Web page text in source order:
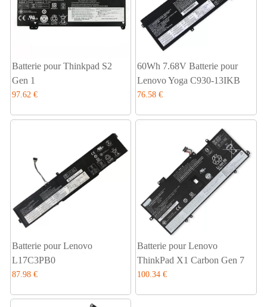
Batterie pour Thinkpad S2
Gen 1
97.62 €
60Wh 7.68V Batterie pour
Lenovo Yoga C930-13IKB
76.58 €
Batterie pour Lenovo
L17C3PB0
87.98 €
Batterie pour Lenovo
ThinkPad X1 Carbon Gen 7
100.34 €